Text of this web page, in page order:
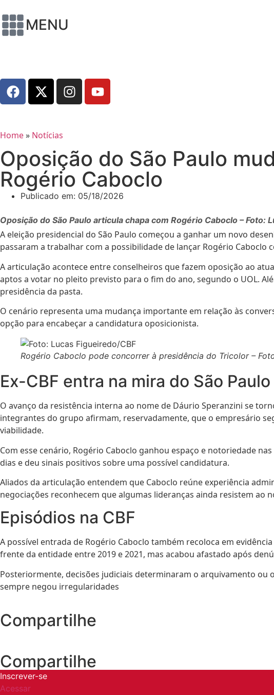
MENU
Home» Notícias
Oposição do São Paulo
Rogério Caboclo
Publicado em: 05/18/2026
Oposição do São Paulo articula chapa com Rogério Caboclo – Foto:
A eleição presidencial do São Paulo começou a ganhar um novo
passaram a trabalhar com a possibilidade de lançar Rogério
A articulação acontece entre conselheiros que fazem oposição ao
aptos a votar no pleito previsto para o fim do ano, segundo o UOL.
presidência da pasta.
O cenário representa uma mudança importante em relação às
opção para encabeçar a candidatura oposicionista.
Rogério Caboclo pode concorrer à presidência do Tricolor –
Ex-CBF entra na mira do São Paulo
O avanço da resistência interna ao nome de Dáurio Speranzini se
integrantes do grupo afirmam, reservadamente, que o empresário
viabilidade.
Com esse cenário, Rogério Caboclo ganhou espaço e notoriedade
dias e deu sinais positivos sobre uma possível candidatura.
Aliados da articulação entendem que Caboclo reúne experiência
negociações reconhecem que algumas lideranças ainda resistem ao
Episódios na CBF
A possível entrada de Rogério Caboclo também recoloca em
frente da entidade entre 2019 e 2021, mas acabou afastado após
Posteriormente, decisões judiciais determinaram o arquivamento ou
sempre negou irregularidades
Compartilhe
Compartilhe
Inscrever-se
Acessar